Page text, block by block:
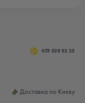
073 029 52 25
Доставка по Києву